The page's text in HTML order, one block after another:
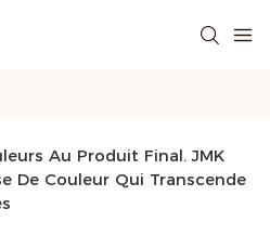
Au Produit Final. JMK
De Couleur Qui Transcende